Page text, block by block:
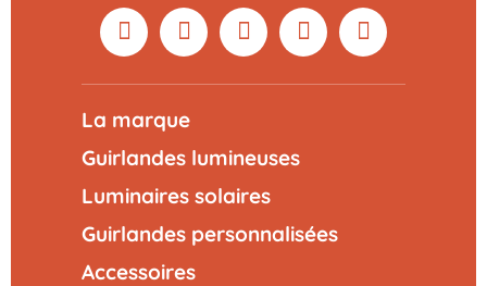
La marque
Guirlandes lumineuses
Luminaires solaires
Guirlandes personnalisées
Accessoires